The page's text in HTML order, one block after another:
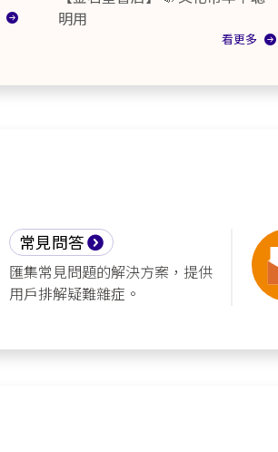
明用
看更多
常見問答
匯集常見問題的解決方案，提供
用戶排解疑難雜症。